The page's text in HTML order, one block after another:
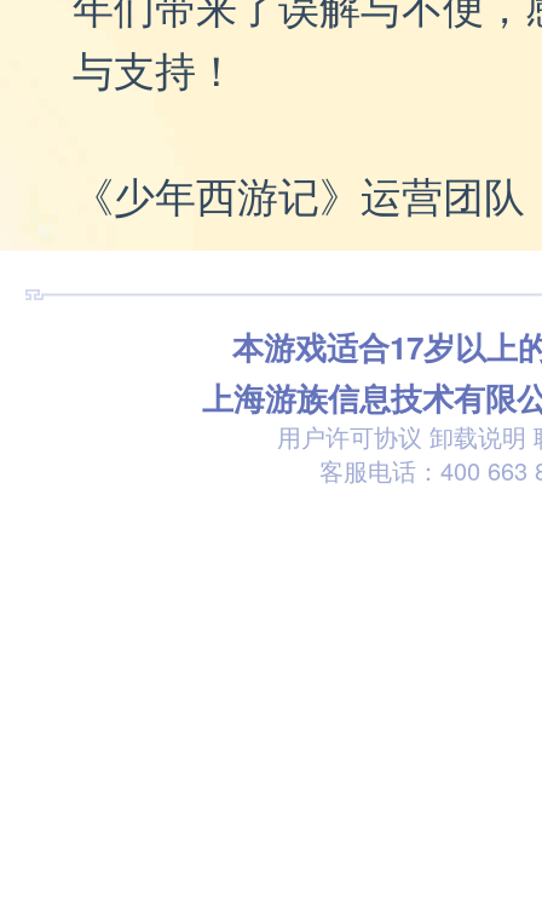
与支持！
《少年西游记》运营团队
本游戏适合17岁以上
上海游族信息技术有限
用户许可协议 卸载说明
客服电话：400 663